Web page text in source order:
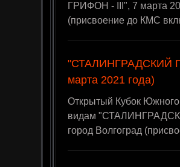
ГРИФОН - III", 7 марта
(присвоение до КМС
"СТАЛИНГРАДСКИЙ
марта 2021 года)
Открытый Кубок
видам
город Волгоград